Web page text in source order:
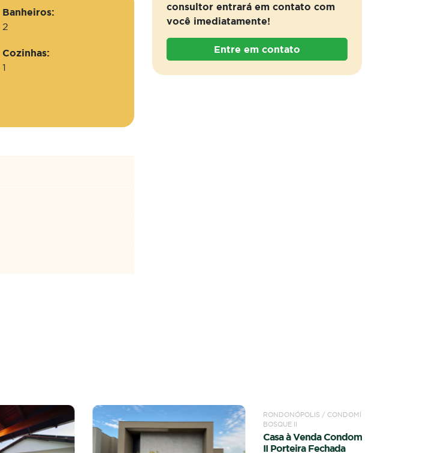
Banheiros:
2
Cozinhas:
1
consultor entrará em contato com
você imediatamente!
Entre em contato